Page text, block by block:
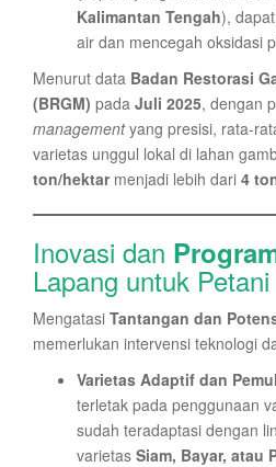
Kalimantan Tengah),
air dan mencegah oksidasi
Menurut data Badan Restorasi
(BRGM) pada Juli 2025, dengan
managementyang presisi, rata-
varietas unggul lokal di lahan
ton/hektarmenjadi lebih dari 4
Inovasi dan
Lapang untuk Petani
Mengatasi Tantangan dan
memerlukan intervensi teknologi
Varietas Adaptif dan
terletak pada penggunaan
sudah teradaptasi dengan
varietas Siam, Bayar, atau